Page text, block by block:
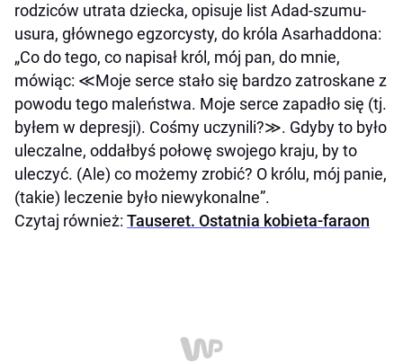
rodziców utrata dziecka, opisuje list Adad-szumu-
usura, głównego egzorcysty, do króla Asarhaddona:
„Co do tego, co napisał król, mój pan, do mnie,
mówiąc: ≪Moje serce stało się bardzo zatroskane z
powodu tego maleństwa. Moje serce zapadło się (tj.
byłem w depresji). Cośmy uczynili?≫. Gdyby to było
uleczalne, oddałbyś połowę swojego kraju, by to
uleczyć. (Ale) co możemy zrobić? O królu, mój panie,
(takie) leczenie było niewykonalne”.
Czytaj również: Tauseret. Ostatnia kobieta-faraon